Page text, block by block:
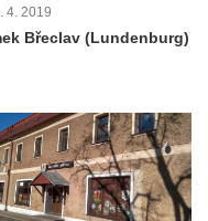
4. 2019
Břeclav (Lundenburg)